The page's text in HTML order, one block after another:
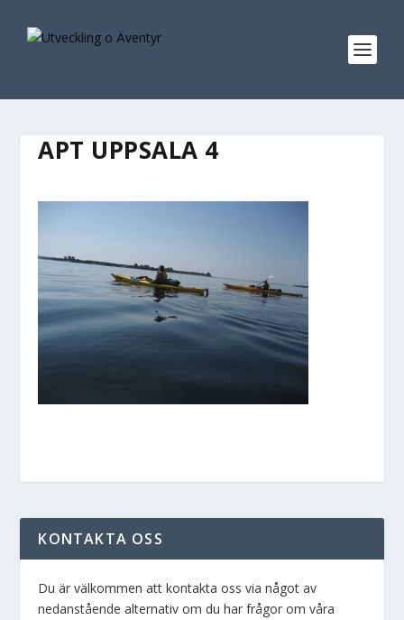
APT UPPSALA 4
KONTAKTA OSS
Du är välkommen att kontakta oss via något av
nedanstående alternativ om du har frågor om våra